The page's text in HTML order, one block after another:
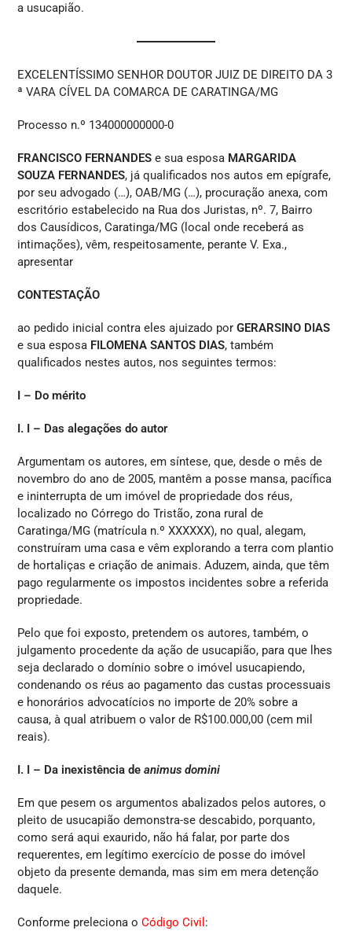
a usucapião.
EXCELENTÍSSIMO SENHOR DOUTOR JUIZ DE DIREITO DA 3
ª VARA CÍVEL DA COMARCA DE CARATINGA/MG
Processo n.º 134000000000-0
FRANCISCO FERNANDES e sua esposa MARGARIDA
SOUZA FERNANDES, já qualificados nos autos em epígrafe,
por seu advogado (…), OAB/MG (…), procuração anexa, com
escritório estabelecido na Rua dos Juristas, nº. 7, Bairro
dos Causídicos, Caratinga/MG (local onde receberá as
intimações), vêm, respeitosamente, perante V. Exa.,
apresentar
CONTESTAÇÃO
ao pedido inicial contra eles ajuizado porGERARSINO DIAS
e sua esposa FILOMENA SANTOS DIAS, também
qualificados nestes autos, nos seguintes termos:
I – Do mérito
I. I – Das alegações do autor
Argumentam os autores, em síntese, que, desde o mês de
novembro do ano de 2005, mantêm a posse mansa, pacífica
e ininterrupta de um imóvel de propriedade dos réus,
localizado no Córrego do Tristão, zona rural de
Caratinga/MG (matrícula n.º XXXXXX), no qual, alegam,
construíram uma casa e vêm explorando a terra com plantio
de hortaliças e criação de animais. Aduzem, ainda, que têm
pago regularmente os impostos incidentes sobre a referida
propriedade.
Pelo que foi exposto, pretendem os autores, também, o
julgamento procedente da ação de usucapião, para que lhes
seja declarado o domínio sobre o imóvel usucapiendo,
condenando os réus ao pagamento das custas processuais
e honorários advocatícios no importe de 20% sobre a
causa, à qual atribuem o valor de R$100.000,00 (cem mil
reais).
I. I – Da inexistência deanimus domini
Em que pesem os argumentos abalizados pelos autores, o
pleito de usucapião demonstra-se descabido, porquanto,
como será aqui exaurido, não há falar, por parte dos
requerentes, em legítimo exercício de posse do imóvel
objeto da presente demanda, mas sim em mera detenção
daquele.
Conforme preleciona oCódigo Civil :